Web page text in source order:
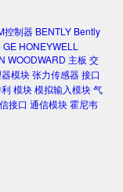
控制器 BENTLY Bently
GE HONEYWELL
WOODWARD 主板 交
模块张力传感器接口
模块模拟输入模块气
接口 通信模块霍尼韦